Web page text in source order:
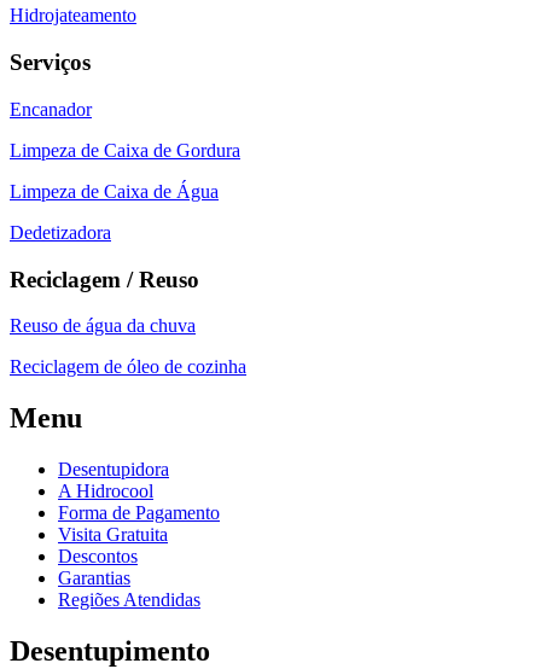
Hidrojateamento
Serviços
Encanador
Limpeza de Caixa de Gordura
Limpeza de Caixa de Água
Dedetizadora
Reciclagem / Reuso
Reuso de água da chuva
Reciclagem de óleo de cozinha
Menu
Desentupidora
A Hidrocool
Forma de Pagamento
Visita Gratuita
Descontos
Garantias
Regiões Atendidas
Desentupimento